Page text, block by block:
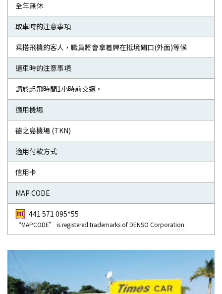
全年無休
取車時的注意事項
乘搭飛機的客人，職員將會拿着牌在抵境閘口(外面)等候
還車時的注意事項
請於起飛時間1小時前交還。
適用機場
德之島機場 (TKN)
適用付款方式
信用卡
MAP CODE
441 571 095*55
“MAPCODE” is registered trademarks of DENSO Corporation.